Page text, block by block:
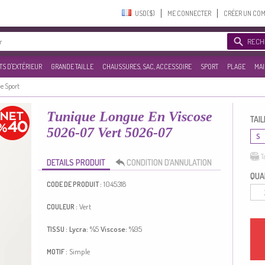
USD($)‎ ME CONNECTER CRÉER UN
D'EXTÉRIEUR GRANDE TAILLE CHAUSSURES, SAC, ACCESSOIRE SPORT PLAGE
Sport
Tunique Longue En Viscose
5026-07 Vert 5026-07
DETAILS PRODUIT CONDITION D’ANNULATION
CODE DE PRODUIT : 1045318
COULEUR : Vert
TISSU : Lycra: %5Viscose: %95
MOTIF : Simple
S